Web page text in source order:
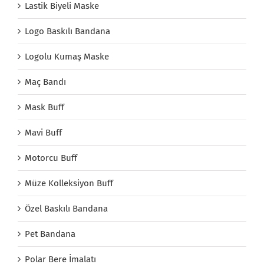
Lastik Biyeli Maske
Logo Baskılı Bandana
Logolu Kumaş Maske
Maç Bandı
Mask Buff
Mavi Buff
Motorcu Buff
Müze Kolleksiyon Buff
Özel Baskılı Bandana
Pet Bandana
Polar Bere İmalatı